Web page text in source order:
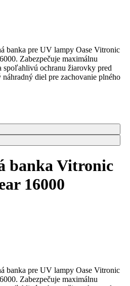
banka pre UV lampy Oase Vitronic
Zabezpečuje maximálnu
spoľahlivú ochranu žiarovky pred
diel pre zachovanie plného
banka Vitronic
16000
banka pre UV lampy Oase Vitronic
Zabezpečuje maximálnu